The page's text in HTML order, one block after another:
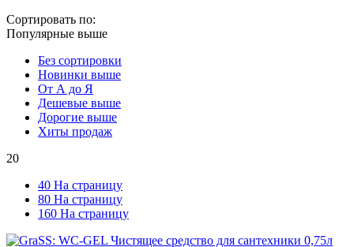
Сортировать по:
Популярные выше
Без сортировки
Новинки выше
От А до Я
Дешевые выше
Дорогие выше
Хиты продаж
20
40 На страницу
80 На страницу
160 На страницу